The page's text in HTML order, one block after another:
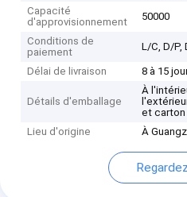
Capacité
d'approvisionnement
50000
Conditions de
paiement
L/C, D/P,
Délai de livraison 8 à 15
Détails d'emballage
À
et
Lieu d'origine
À